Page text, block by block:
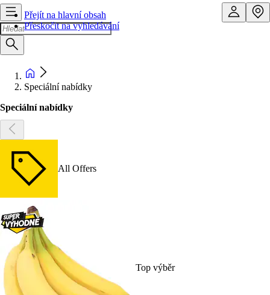
Přejít na hlavní obsah
Přeskočit na vyhledávání
Speciální nabídky
Speciální nabídky
All Offers
Top výběr